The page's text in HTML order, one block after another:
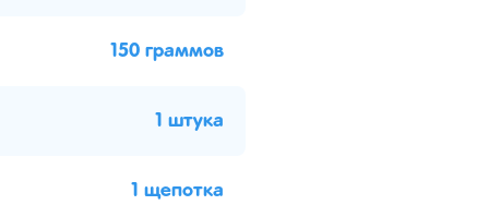
150 граммов
1 штука
1 щепотка